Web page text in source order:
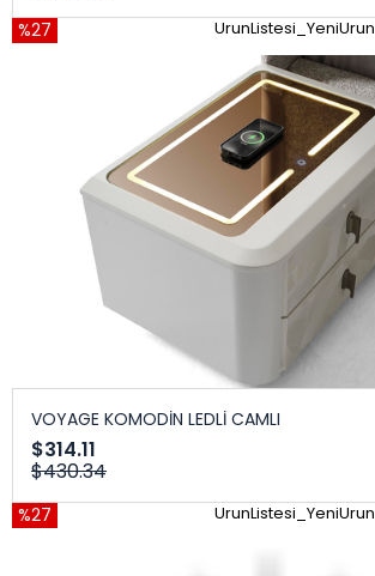
%27 UrunListesi_YeniUrun
VOYAGE KOMODİN LEDLİ CAMLI
$314.11
$430.34
%27 UrunListesi_YeniUrun